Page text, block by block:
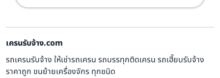
เครนรับจ้าง.com
รถเครนรับจ้าง ให้เช่ารถเครน รถบรรทุกติดเครน รถเฮี๊ยบรับจ้าง
ราคาถูก ขนย้ายเครื่องจักร ทุกชนิด